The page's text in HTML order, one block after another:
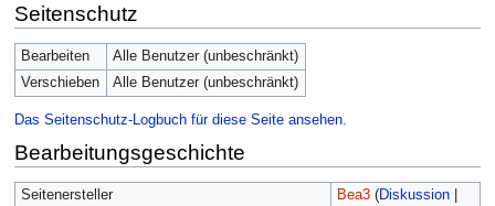
Seitenschutz
Bearbeiten
Alle Benutzer (unbeschränkt)
Verschieben
Alle Benutzer (unbeschränkt)
Das Seitenschutz-Logbuch für diese Seite ansehen.
Bearbeitungsgeschichte
Seitenersteller Bea3 (Diskussion|